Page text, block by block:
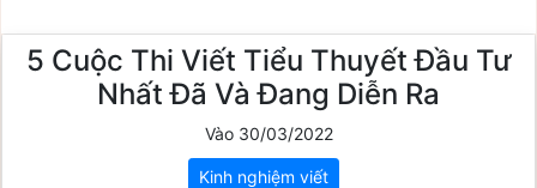
5 Cuộc Thi Viết Tiểu Thuyết Đầu Tư
Nhất Đã Và Đang Diễn Ra
Vào 30/03/2022
Kinh nghiệm viết